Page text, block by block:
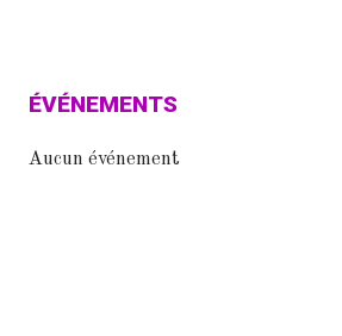
ÉVÉNEMENTS
Aucun événement